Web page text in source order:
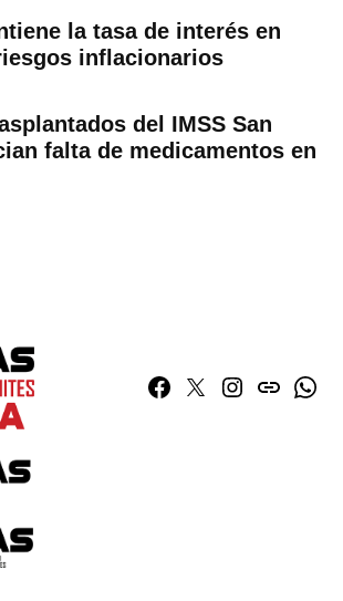
la tasa de interés en
inflacionarios
del IMSS San
falta de medicamentos en
Facebook
TwitterInstagram
issuu